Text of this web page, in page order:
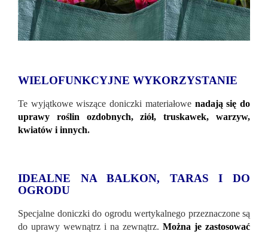
WIELOFUNKCYJNE WYKORZYSTANIE
Te wyjątkowe wiszące doniczki materiałowe nadają się do
uprawy roślin ozdobnych, ziół, truskawek, warzyw,
kwiatów i innych.
IDEALNE NA BALKON, TARAS I DO
OGRODU
Specjalne doniczki do ogrodu wertykalnego przeznaczone są
do uprawy wewnątrz i na zewnątrz. Można je zastosować